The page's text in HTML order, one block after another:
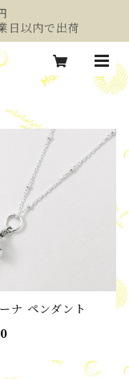
日以内で出荷
ナ ペンダント